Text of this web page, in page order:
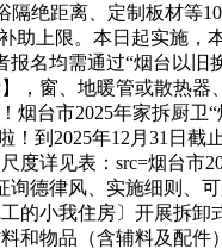
绝距离、定制板材等
上限。本日起实施，
名均需通过“烟台以旧
，窗、地暖管或散热
台市2025年家拆厨
到2025年12月31日
详见表：src=烟台市
德律风、实施细则、
的小我住房〕开展拆
物品（含辅料及配件